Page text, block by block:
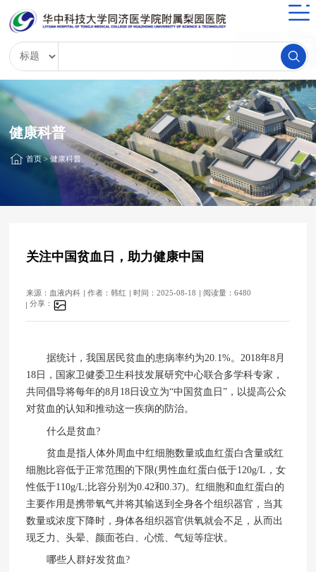
健康科普
首页>健康科普
关注中国贫血日，助力健康中国
来源：血液内科 作者：韩红 时间：2025-08-18
阅读量：6480
分享：
据统计，我国居民贫血的患病率约为20.1%。2018年8月
18日，国家卫健委卫生科技发展研究中心联合多学科专家，
共同倡导将每年的8月18日设立为“中国贫血日”，以提高公众
对贫血的认知和推动这一疾病的防治。
什么是贫血?
贫血是指人体外周血中红细胞数量或血红蛋白含量或红
细胞比容低于正常范围的下限(男性血红蛋白低于120g/L，女
性低于110g/L;比容分别为0.42和0.37)。红细胞和血红蛋白的
主要作用是携带氧气并将其输送到全身各个组织器官，当其
数量或浓度下降时，身体各组织器官供氧就会不足，从而出
现乏力、头晕、颜面苍白、心慌、气短等症状。
哪些人群好发贫血?